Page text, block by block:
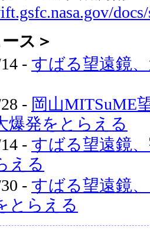
ス＞
- すばる望遠鏡
- 岡山MITSuME
爆発をとらえる
- すばる望遠鏡
える
- すばる望遠鏡
とらえる